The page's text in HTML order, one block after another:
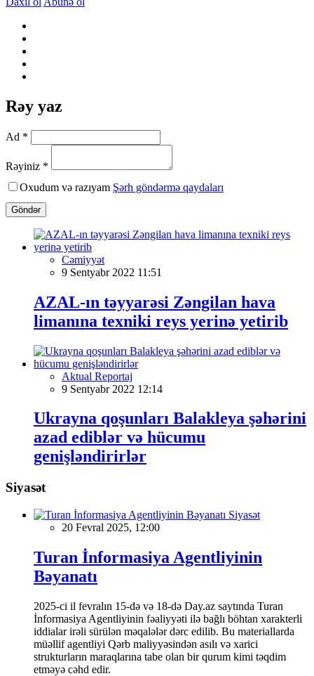
Rəy yaz
Ad *
Rəyiniz *
Oxudum və razıyam Şərh göndərmə qaydaları
Göndər
Cəmiyyət
9 Sentyabr 2022 11:51
AZAL-ın təyyarəsi Zəngilan hava
limanına texniki reys yerinə yetirib
Aktual Reportaj
9 Sentyabr 2022 12:14
Ukrayna qoşunları Balakleya şəhərini
azad ediblər və hücumu
genişləndirirlər
Siyasət
Siyasət
20 Fevral 2025, 12:00
Turan İnformasiya Agentliyinin
Bəyanatı
2025-ci il fevralın 15-də və 18-də Day.az saytında Turan
İnformasiya Agentliyinin fəaliyyəti ilə bağlı böhtan xarakterli
iddialar irəli sürülən məqalələr dərc edilib. Bu materiallarda
müəllif agentliyi Qərb maliyyəsindən asılı və xarici
strukturların maraqlarına tabe olan bir qurum kimi təqdim
etməyə cəhd edir.